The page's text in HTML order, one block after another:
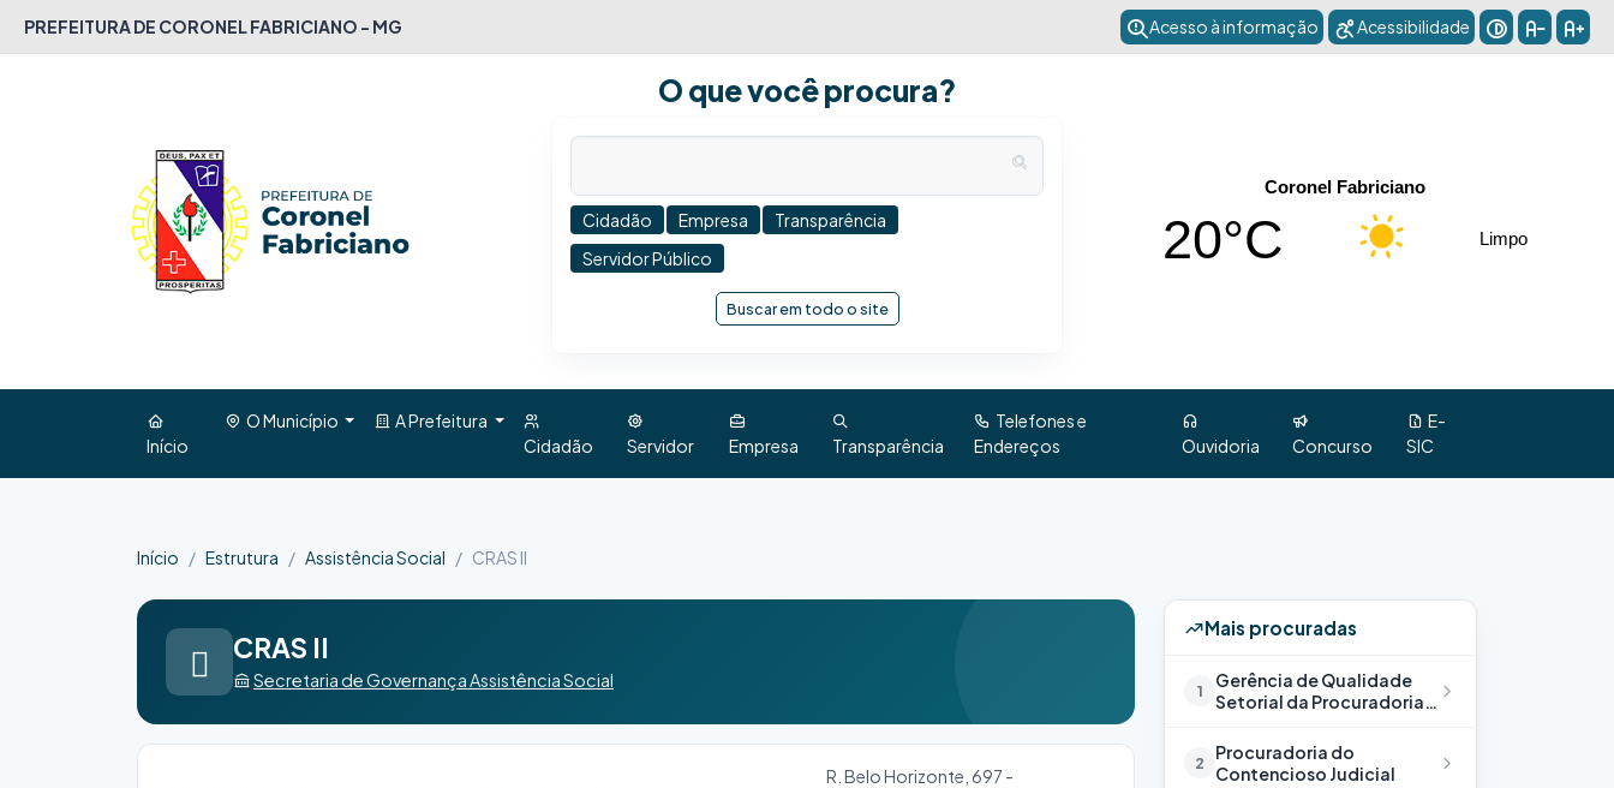
PREFEITURA DE CORONEL FABRICIANO - MG Acesso à informação Acessibilidade
O que você procura?
Cidadão Empresa
Transparência
Servidor Público
Buscar em todo o site
Coronel Fabriciano
20°C Limpo
Início
O Município
A Prefeitura
Cidadão
Servidor Empresa Transparência
Telefones e
Endereços
Ouvidoria Concurso
E-
SIC
Início Estrutura Assistência Social CRAS II
CRAS II
Secretaria de Governança Assistência Social
R. Belo Horizonte, 697 -
Mais procuradas
1
Gerência de Qualidade
Setorial da Procuradoria
2
Procuradoria do
Contencioso Judicial